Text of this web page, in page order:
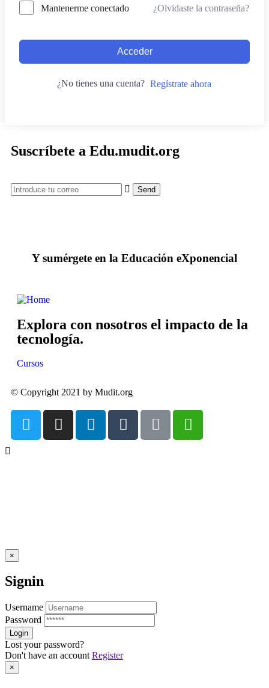
Mantenerme conectado ¿Olvidaste la contraseña?
Acceder
¿No tienes una cuenta? Regístrate ahora
Suscríbete a Edu.mudit.org
Y sumérgete en la Educación eXponencial
Explora con nosotros el impacto de la
tecnología.
Cursos
© Copyright 2021 by Mudit.org
×
Signin
Username
Password
Lost your password?
Don't have an account Register
×